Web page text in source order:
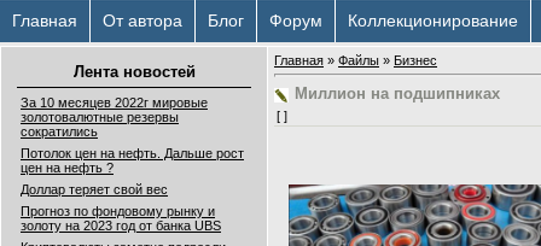
Главная От автора Блог Форум Коллекционирование
Лента новостей
За 10 месяцев 2022г мировые
золотовалютные резервы
сократились
Потолок цен на нефть. Дальше рост
цен на нефть ?
Доллар теряет свой вес
Прогноз по фондовому рынку и
золоту на 2023 год от банка UBS
Главная » Файлы » Бизнес
Миллион на подшипниках
[ ]